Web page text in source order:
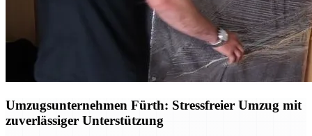
Umzugsunternehmen Fürth: Stressfreier Umzug mit
zuverlässiger Unterstützung